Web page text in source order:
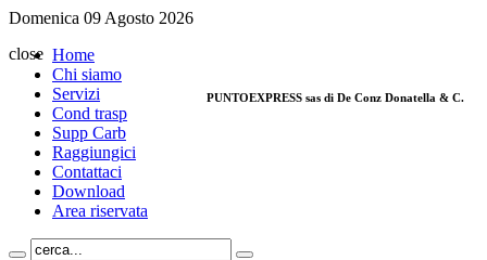
Domenica 09 Agosto 2026
Home
Chi siamo
Servizi
Cond trasp
Supp Carb
Raggiungici
Contattaci
Download
Area riservata
close
PUNTOEXPRESS sas di De Conz Donatella & C.